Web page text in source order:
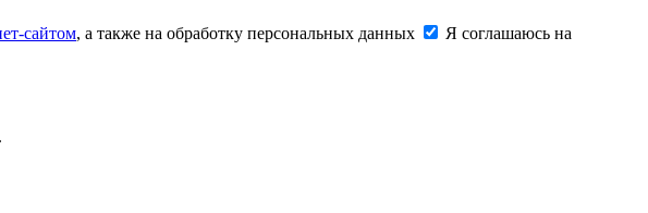
сайтом, а также на обработку персональных данных
Я соглашаюсь на